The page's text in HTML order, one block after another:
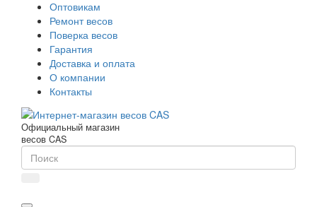
Оптовикам
Ремонт весов
Поверка весов
Гарантия
Доставка и оплата
О компании
Контакты
Официальный магазин
весов CAS